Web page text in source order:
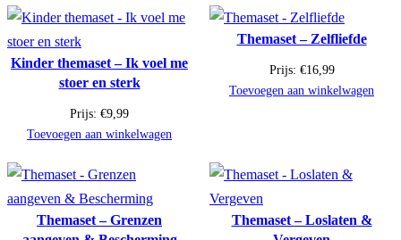
Kinder themaset – Ik voel me
stoer en sterk
Prijs: €9,99
Toevoegen aan winkelwagen
Themaset – Zelfliefde
Prijs: €16,99
Toevoegen aan winkelwagen
Themaset – Grenzen
Themaset – Loslaten &